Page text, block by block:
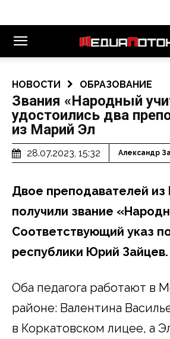
НОВОСТИ ОБРАЗОВАНИЕ
Звания «Народный
удостоились два
из Марий Эл
28.07.2023, 15:32 Александр
Двое преподавателей из
получили звание
Соответствующий указ
республики Юрий Зайцев.
Оба педагога работают в
районе: Валентина
в Коркатовском лицее, а